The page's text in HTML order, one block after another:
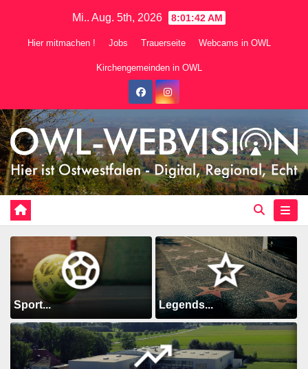
Mi.. Aug. 5th, 2026 8:01:44 AM
Hier mitmachen ! Jobs Trauerseite Webcams in OWL
Kirchengemeinden in OWL
Sport... Legends...